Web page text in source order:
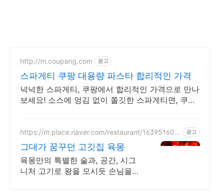
http://m.coupang.com 광고
스파게티 쿠팡 대용량 파스타 합리적인 가격
넉넉한 스파게티, 쿠팡에서 합리적인 가격으로 만나
보세요! 소스에 엉김 없이 쫄깃한 스파게티면, 쿠팡
https://m.place.naver.com/restaurant/163951608
광고
그대가 꿈꾸던 고깃집 육몽
육몽만의 특별한 술과, 공간, 시그
니처 고기로 왕을 모시듯 손님을